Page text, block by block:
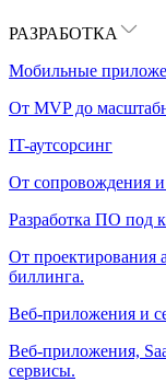
РАЗРАБОТКА
Мобильные
От MVP до
IT-аутсорсинг
От сопровождения и
Разработка ПО под
От проектирования
биллинга.
Веб-приложения и
Веб-приложения,
сервисы.